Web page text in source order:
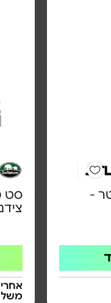
40 ליטר -
סט